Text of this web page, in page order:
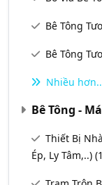
Bê Tông
Bê Tông
Nhiều
Bê Tông -
Thiết Bị
Ép, Ly Tâm,..)